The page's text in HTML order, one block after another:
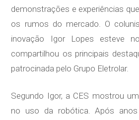
demonstrações e experiências
os rumos do mercado. O
inovação Igor Lopes esteve
compartilhou os principais
patrocinada pelo Grupo Eletrolar.
Segundo Igor, a CES mostrou
no uso da robótica. Após anos